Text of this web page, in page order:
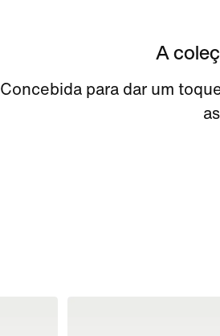
A
Concebida para dar um